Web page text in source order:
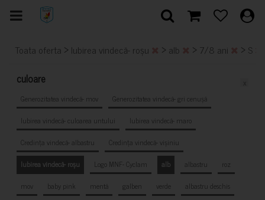
Toata oferta > Iubirea vindecă- roșu > alb > 7/8 ani > S
culoare
Generozitatea vindecă- mov
Generozitatea vindecă- gri cenușă
Iubirea vindecă- culoarea untului
Iubirea vindecă- maro
Credința vindecă- albastru
Credința vindecă- vișiniu
Iubirea vindecă- roșu
Logo MNF- Cyclam alb albastru
roz
mov
baby pink mentă galben verde
albastru deschis